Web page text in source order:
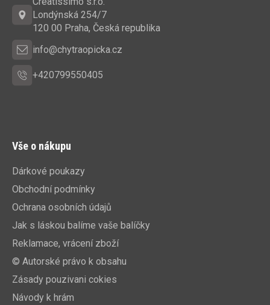
Londýnská 254/7
120 00 Praha, Česká republika
info@chytraopicka.cz
+420799550405
Vše o nákupu
Dárkové poukazy
Obchodní podmínky
Ochrana osobních údajů
Jak s láskou balíme vaše balíčky
Reklamace, vrácení zboží
© Autorské právo k obsahu
Zásady pouzivani cokies
Návody k hrám